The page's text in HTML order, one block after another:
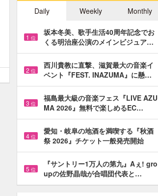
Daily Weekly Monthly
1 位
坂本冬美、歌手生活40周年記念でお
くる明治座公演のメインビジュア…
2 位
西川貴教に直撃、滋賀最大の音楽イ
ベント『FEST. INAZUMA』に懸…
3 位
福島最大級の音楽フェス『LIVE AZU
MA 2026』無料で楽しめるEC…
4 位
愛知・岐阜の地酒を満喫する『秋酒
祭 2026』チケット一般発売開始
5 位
『サントリー1万人の第九』Aぇ! gro
upの佐野晶哉が合唱団代表と…